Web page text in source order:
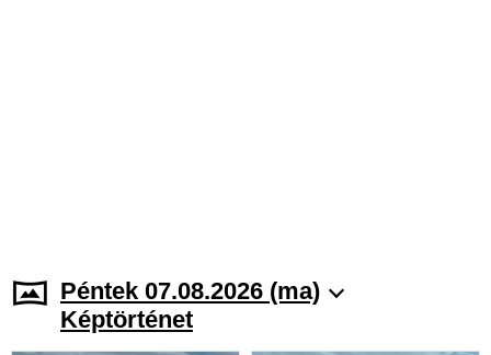
Péntek 07.08.2026 (ma)
Képtörténet